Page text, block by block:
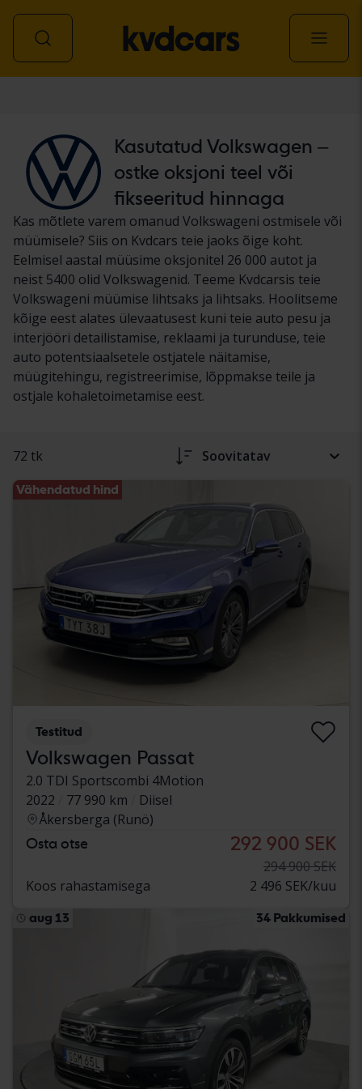
Kasutatud Volkswagen –
ostke oksjoni teel või
fikseeritud hinnaga
Kas mõtlete varem omanud Volkswageni ostmisele või
müümisele? Siis on Kvdcars teie jaoks õige koht.
Eelmisel aastal müüsime oksjonitel 26 000 autot ja
neist 5400 olid Volkswagenid. Teeme Kvdcarsis teie
Volkswageni müümise lihtsaks ja lihtsaks. Hoolitseme
kõige eest alates ülevaatusest kuni teie auto pesu ja
interjööri detailistamise, reklaami ja turunduse, teie
auto potentsiaalsetele ostjatele näitamise,
müügitehingu, registreerimise, lõppmakse teile ja
ostjale kohaletoimetamise eest.
72 tk Soovitatav
Vähendatud hind
Testitud
Volkswagen Passat
2.0 TDI Sportscombi 4Motion
2022
77 990 km
Diisel
Åkersberga (Runö)
Osta otse 292 900 SEK
294 900 SEK
Koos rahastamisega
2 496 SEK/kuu
aug 13 34 Pakkumised